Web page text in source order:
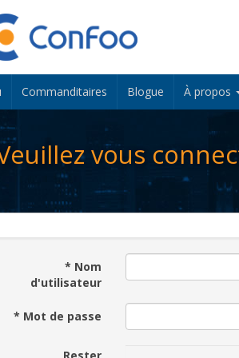
Commanditaires Blogue À propos
vous
* Nom
d'utilisateur
* Mot de passe